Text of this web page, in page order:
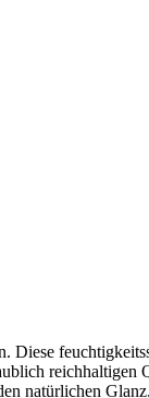
natürlichen Glanz.